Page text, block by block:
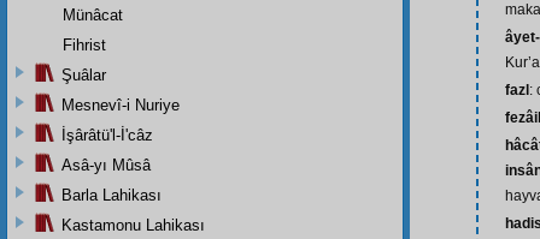
fazl :
fezâil
Münâcat
Fihrist
Şuâlar
Mesnevî-i Nuriye
İşârâtü'l-İ'câz
Asâ-yı Mûsâ
Barla Lahikası
Kastamonu Lahikası